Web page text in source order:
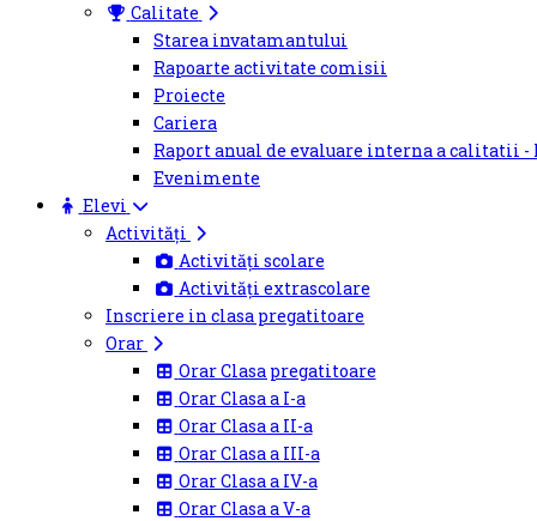
Calitate
Starea invatamantului
Rapoarte activitate comisii
Proiecte
Cariera
Raport anual de evaluare interna a calitatii -
Evenimente
Elevi
Activități
Activități scolare
Activități extrascolare
Inscriere in clasa pregatitoare
Orar
Orar Clasa pregatitoare
Orar Clasa a I-a
Orar Clasa a II-a
Orar Clasa a III-a
Orar Clasa a IV-a
Orar Clasa a V-a